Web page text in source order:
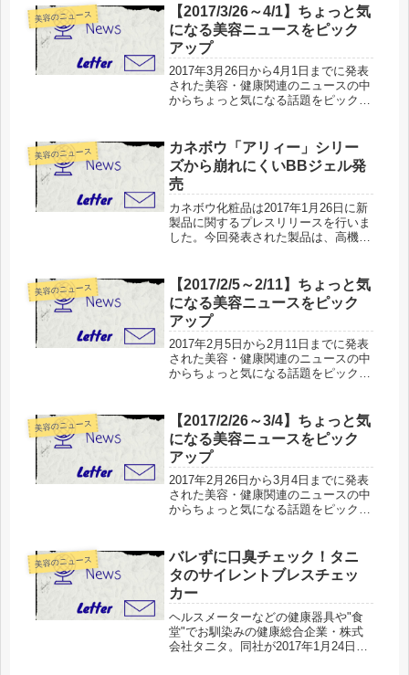
(本社：東京都品川区、社長：横手喜
一)は、2017 年1 月...
美容のニュース
【2017/3/26～4/1】ちょっと気
になる美容ニュースをピック
アップ
2017年3月26日から4月1日までに発表
された美容・健康関連のニュースの中
からちょっと気になる話題をピックア
配合したサプリ・健康飲料が多数発表
されています。世間の健康志向...
美容のニュース
カネボウ「アリィー」シリー
ズから崩れにくいBBジェル発
売
カネボウ化粧品は2017年1月26日に新
製品に関するプレスリリースを行いま
した。今回発表された製品は、高機能
クストラUVジェル（ミネラルBB）」
「絶対焼かない人にAL...
美容のニュース
【2017/2/5～2/11】ちょっと気
になる美容ニュースをピック
アップ
2017年2月5日から2月11日までに発表
された美容・健康関連のニュースの中
からちょっと気になる話題をピックア
く掘り下げず、ポイントを搾ってご紹
介することを目的としています...
美容のニュース
【2017/2/26～3/4】ちょっと気
になる美容ニュースをピック
アップ
2017年2月26日から3月4日までに発表
された美容・健康関連のニュースの中
からちょっと気になる話題をピックア
った印象。全体的に美容関連の話題は
大人しいのかも！？新しいニュ...
美容のニュース
バレずに口臭チェック！タニ
タのサイレントブレスチェッ
カー
ヘルスメーターなどの健康器具や"食
堂"でお馴染みの健康総合企業・株式
会社タニタ。同社が2017年1月24日に